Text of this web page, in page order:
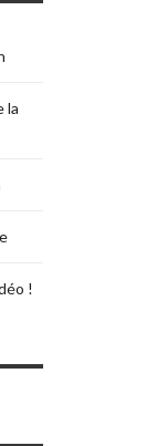
la
!